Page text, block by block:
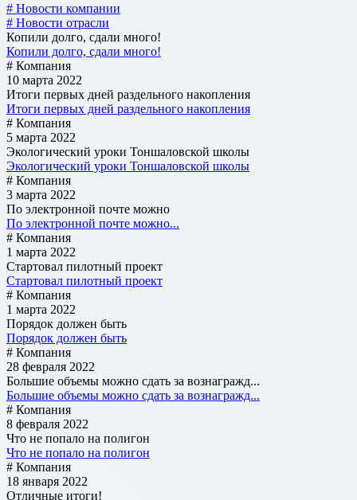
# Новости компании
# Новости отрасли
Копили долго, сдали много!
Копили долго, сдали много!
# Компания
10 марта 2022
Итоги первых дней раздельного накопления
Итоги первых дней раздельного накопления
# Компания
5 марта 2022
Экологический уроки Тоншаловской школы
Экологический уроки Тоншаловской школы
# Компания
3 марта 2022
По электронной почте можно
По электронной почте можно...
# Компания
1 марта 2022
Стартовал пилотный проект
Стартовал пилотный проект
# Компания
1 марта 2022
Порядок должен быть
Порядок должен быть
# Компания
28 февраля 2022
Большие объемы можно сдать за вознагражд...
Большие объемы можно сдать за вознагражд...
# Компания
8 февраля 2022
Что не попало на полигон
Что не попало на полигон
# Компания
18 января 2022
Отличные итоги!